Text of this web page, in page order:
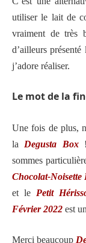
utiliser le lait de
vraiment de très
d’ailleurs
j’adore réaliser.
Le mot de la
Une fois de plus,
la Degusta Box!
sommes
Chocolat-
et le Petit
Février 2022 est
Merci beaucoup